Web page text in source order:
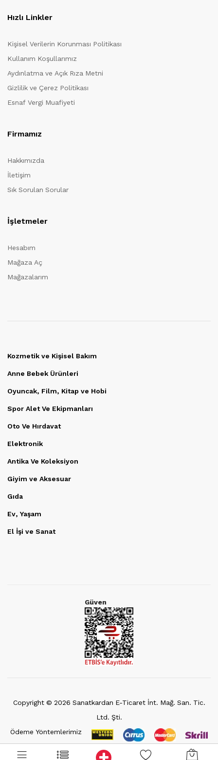
Hızlı Linkler
Kişisel Verilerin Korunması Politikası
Kullanım Koşullarımız
Aydınlatma ve Açık Rıza Metni
Gizlilik ve Çerez Politikası
Esnaf Vergi Muafiyeti
Firmamız
Hakkımızda
İletişim
Sık Sorulan Sorular
İşletmeler
Hesabım
Mağaza Aç
Mağazalarım
Kozmetik ve Kişisel Bakım
Anne Bebek Ürünleri
Oyuncak, Film, Kitap ve Hobi
Spor Alet Ve Ekipmanları
Oto Ve Hırdavat
Elektronik
Antika Ve Koleksiyon
Giyim ve Aksesuar
Gıda
Ev, Yaşam
El İşi ve Sanat
Güven
Copyright © 2026 Sanatkardan E-Ticaret İnt. Mağ. San. Tic.
Ltd. Şti.
Ödeme Yöntemlerimiz